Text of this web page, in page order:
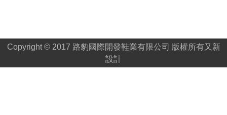
Copyright © 2017 路豹國際開發鞋業有限公司 版權所有又新
設計